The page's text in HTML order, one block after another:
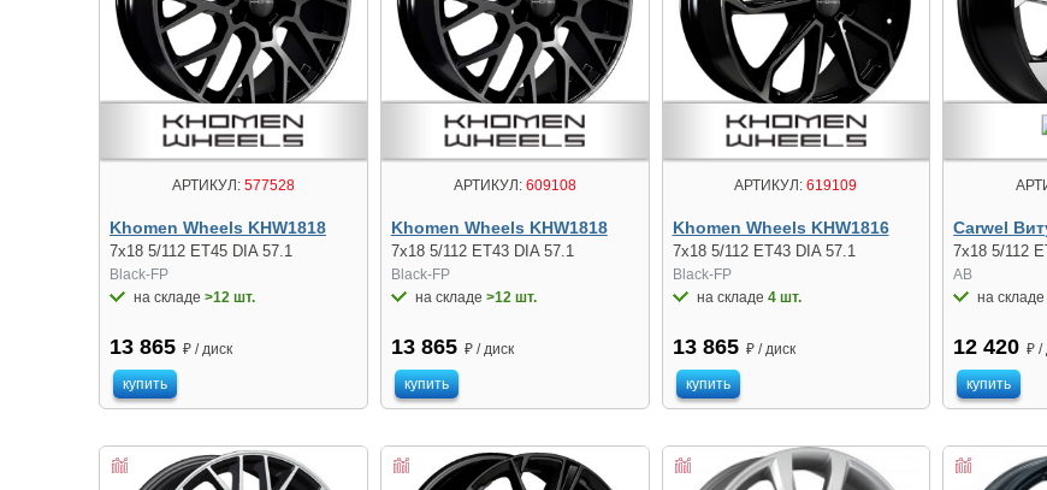
АРТИКУЛ:577528
Khomen Wheels KHW1818
7x18 5/112 ET45 DIA 57.1
Black-FP
на складе >12 шт.
13 865 ₽ / диск
купить
АРТИКУЛ:609108
Khomen Wheels KHW1818
7x18 5/112 ET43 DIA 57.1
Black-FP
на складе >12 шт.
13 865 ₽ / диск
купить
АРТИКУЛ: 619109
Khomen Wheels KHW1816
7x18 5/112 ET43 DIA 57.1
Black-FP
на складе 4 шт.
13 865 ₽ / диск
купить
Carwel
7x18 5/112
AB
на
12 420 ₽ /
купить